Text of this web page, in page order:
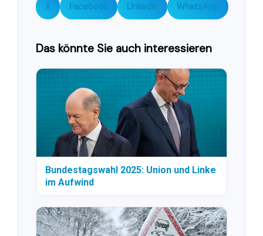
X Facebook LinkedIn WhatsApp
Das könnte Sie auch interessieren
Bundestagswahl 2025: Union und Linke
im Aufwind